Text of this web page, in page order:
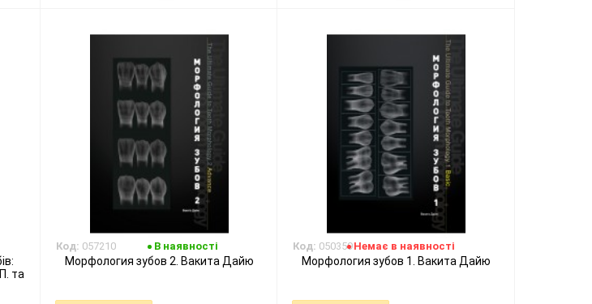
та
Код: 057210 В наявності
Морфология зубов 2. Вакита Дайю
Код: 050359Немає в наявності
Морфология зубов 1. Вакита Дайю